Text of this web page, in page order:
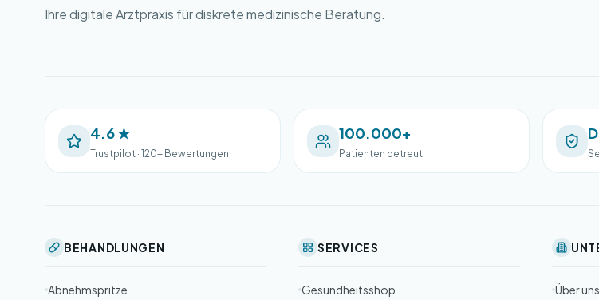
Ihre digitale Arztpraxis für diskrete medizinische Beratung.
4.6 ★
Trustpilot · 120+ Bewertungen
100.000+
Patienten betreut
BEHANDLUNGEN
Abnehmspritze
SERVICES
Gesundheitsshop
Über uns